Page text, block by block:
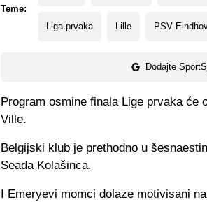
Teme:
Liga prvaka Lille PSV
Dodajte
Program osmine finala Lige prvaka će
Ville.
Belgijski klub je prethodno u
Seada Kolašinca.
I Emeryevi momci dolaze motivisani